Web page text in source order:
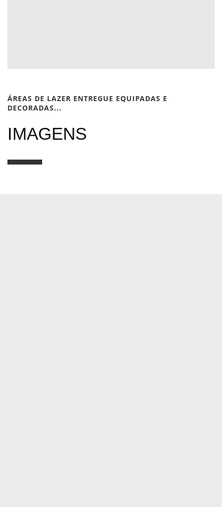
ÁREAS DE LAZER ENTREGUE EQUIPADAS E
DECORADAS...
IMAGENS